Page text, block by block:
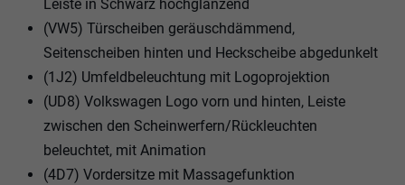
Leiste in Schwarz hochglänzend
(VW5) Türscheiben geräuschdämmend,
Seitenscheiben hinten und Heckscheibe abgedunkelt
(1J2) Umfeldbeleuchtung mit Logoprojektion
(UD8) Volkswagen Logo vorn und hinten, Leiste
zwischen den Scheinwerfern/Rückleuchten
beleuchtet, mit Animation
(4D7) Vordersitze mit Massagefunktion